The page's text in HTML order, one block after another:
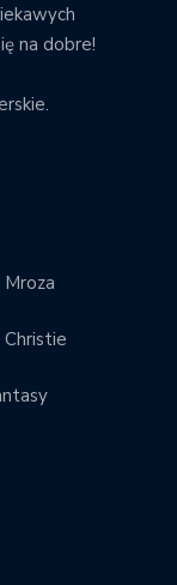
na dobre!